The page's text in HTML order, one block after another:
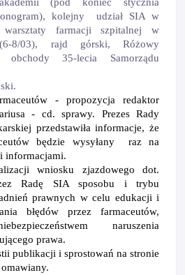
kolejny
udział SIA w
farmacji szpitalnej w
8/03), rajd górski, Różowy
obchody 35-lecia Samorządu
ów - propozycja redaktor
- cd. sprawy. Prezes Rady
przedstawiła informacje, że
będzie wysyłany
raz na
informacjami.
wniosku zjazdowego dot.
Radę SIA sposobu i trybu
prawnych w celu edukacji i
błędów przez farmaceutów,
naruszenia
prawa.
publikacji i sprostowań na stronie